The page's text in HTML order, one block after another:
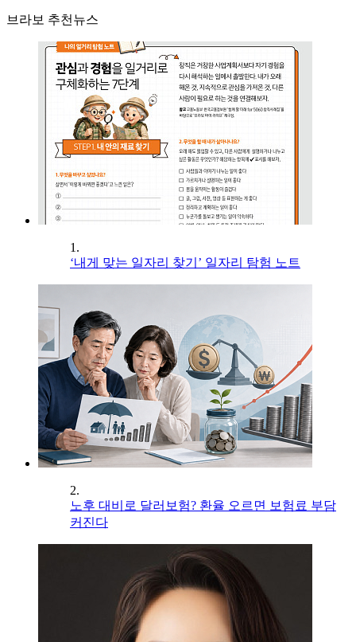
브라보 추천뉴스
1.
‘내게 맞는 일자리 찾기’ 일자리 탐험 노트
2.
노후 대비로 달러보험? 환율 오르면 보험료 부담
커진다